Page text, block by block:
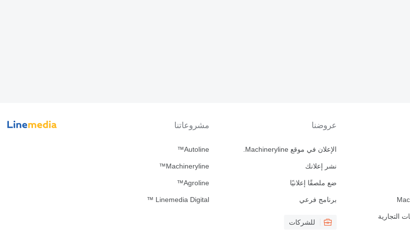
التجارية
عروضنا
الإعلان في موقع Machineryline.
نشر إعلانك
ضع ملصقًا إعلانيًا
برنامج فرعي
للشركات
مشروعاتنا
Autoline™
Machineryline™
Agroline™
Linemedia Digital ™